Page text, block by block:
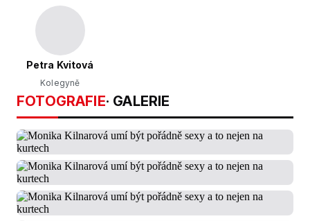
Petra Kvitová
Kolegyně
FOTOGRAFIE· GALERIE